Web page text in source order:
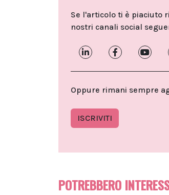
Se l'articolo ti è piaciuto
nostri canali social
Oppure rimani sempre
ISCRIVITI
POTREBBERO